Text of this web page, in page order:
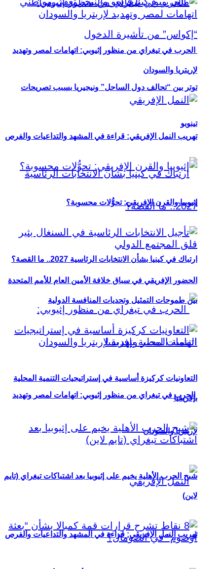
توتر بين “تحالف دول الساحل” ونيجيريا بسبب تصريحات
تينوبو
ارتباك في كينيا بشأن الانتخابات الرئاسية 2027.. ما القصة؟
الحرب في تيغراي من منظور إثيوبي: اتهامات لمصر وتهديد
لإريتريا والسودان
تهريب النمل الإفريقي: قراءة في المشهد والتداعيات والفرص
الحرب في تيغراي من منظور إثيوبي: اتهامات لمصر وتهديد
لإريتريا والسودان
تهريب النمل الإفريقي: قراءة في المشهد والتداعيات والفرص
إثيوبيا والقرن الإفريقي: تحوُّلات محسوبة؟
الحضور الإفريقي في سباق خلافة الأمين العام للأمم المتحدة
بين طموحات التمثيل وتحديات المنافسة الدولية
التعاونيات كركيزة أساسية في إستراتيجيات التنمية المحلية
بإفريقيا
شبح الحرب الأهلية يخيم على إثيوبيا بعد اشتباكات تيغراي (تايم
لاين)